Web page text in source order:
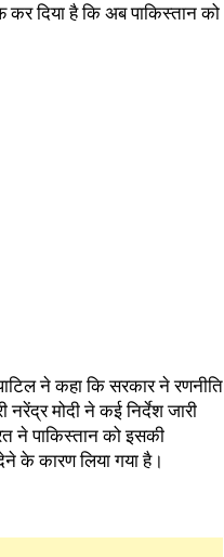
दिया है कि अब पाकिस्तान को
ने कहा कि सरकार ने रणनीति
मोदी ने कई निर्देश जारी
ने पाकिस्तान को इसकी
के कारण लिया गया है।